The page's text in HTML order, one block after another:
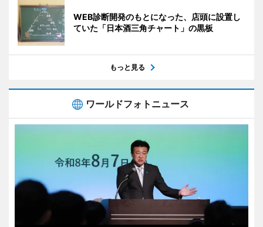
WEB診断開発のもとになった、店頭に設置し
ていた「日本酒三角チャート」の黒板
もっと見る
ワールドフォトニュース